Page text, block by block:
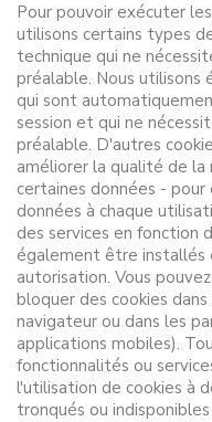
Pour pouvoir exécuter
utilisons certains types
technique qui ne
préalable. Nous utilisons
qui sont
session et qui ne
préalable. D'autres
améliorer la qualité de
certaines données -
données à chaque
des services en fonction
également être
autorisation. Vous
bloquer des cookies
navigateur ou dans les
applications mobiles).
fonctionnalités ou
l'utilisation de cookies à
tronqués ou